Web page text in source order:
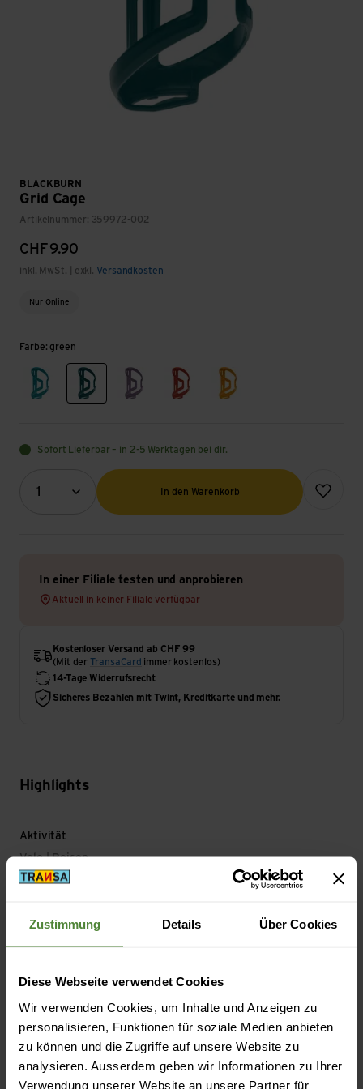
Zustimmung Details Über Cookies
Diese Webseite verwendet Cookies
Wir verwenden Cookies, um Inhalte und Anzeigen zu
personalisieren, Funktionen für soziale Medien anbieten
zu können und die Zugriffe auf unsere Website zu
analysieren. Ausserdem geben wir Informationen zu Ihrer
Verwendung unserer Website an unsere Partner für
BLACKBURN
Grid Cage
Artikelnummer: 359972-002
CHF9.90
inkl. MwSt. | exkl. Versandkosten
Nur Online
Farbe: green
blue green purple red yellow
Sofort Lieferbar – in 2-5 Werktagen bei dir.
1
Menge (Optional)
In den Warenkorb
Zur
In einer Filiale testen und anprobieren
Aktuell in keiner Filiale verfügbar
Kostenloser Versand ab CHF 99
(Mit der
TransaCard immer kostenlos)
14-Tage Widerrufsrecht
Sicheres Bezahlen mit Twint, Kreditkarte und mehr.
Highlights
Aktivität
Velo | Reisen
Gewicht in Gramm: 35 g